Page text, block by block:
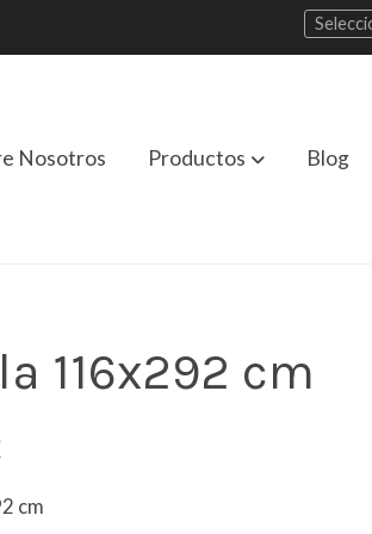
Nosotros Productos Blog
116x292 cm
cm